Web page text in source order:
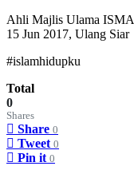
Ahli Majlis Ulama
15 Jun 2017, Ulang Siar
#islamhidupku
Total
0
Shares
Share 0
Tweet 0
Pin it 0